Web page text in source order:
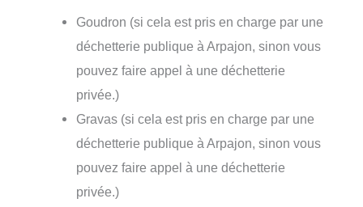
Goudron (si cela est pris en charge par une
déchetterie publique à Arpajon, sinon vous
pouvez faire appel à une déchetterie
privée.)
Gravas (si cela est pris en charge par une
déchetterie publique à Arpajon, sinon vous
pouvez faire appel à une déchetterie
privée.)